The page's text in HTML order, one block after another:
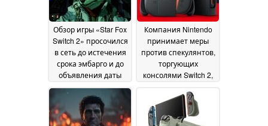
версию для PS4
June 2026
Обзор игры «Star Fox
Switch 2» просочился
в сеть до истечения
срока эмбарго и до
объявления даты
выхода ремейка24
June 2026
Компания Nintendo
принимает меры
против спекулянтов,
торгующих
консолями Switch 2,
требования к
времени
использования